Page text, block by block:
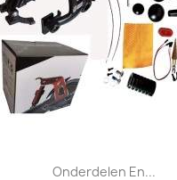
Snel bekijken
Onderdelen En...